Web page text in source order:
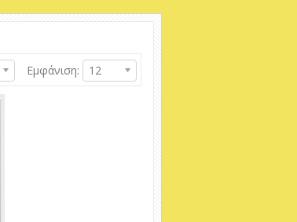
Εμφάνιση: 12